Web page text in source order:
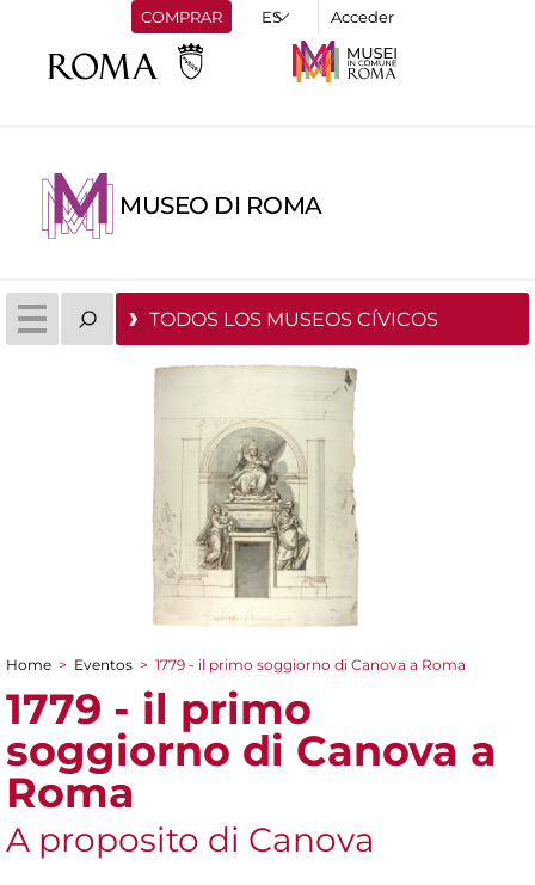
COMPRAR Acceder
MUSEO DI ROMA
TODOS LOS MUSEOS CÍVICOS
You are here
Home > Eventos > 1779 - il primo soggiorno di Canova a Roma
1779 - il primo
soggiorno di Canova a
Roma
A proposito di Canova